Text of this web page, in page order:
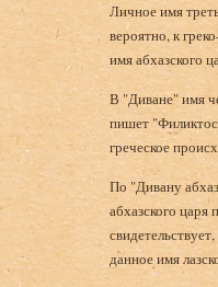
Личное имя
вероятно, к
имя абхазского
В "Диване" имя
пишет
греческое
По "Дивану
абхазского
данное имя